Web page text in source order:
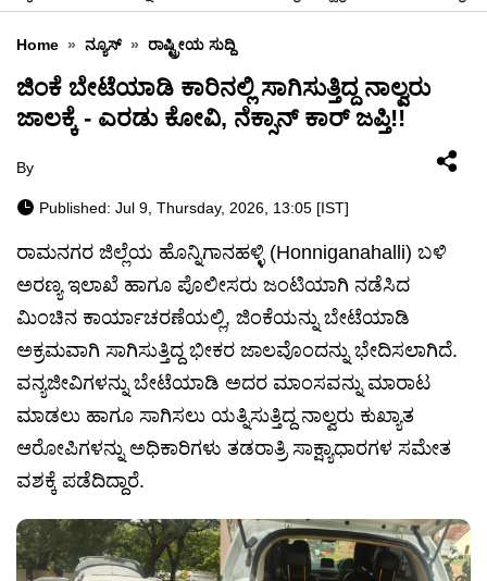
Home » ನ್ಯೂಸ್ » ರಾಷ್ಟ್ರೀಯ ಸುದ್ದಿ
ಜಿಂಕೆ ಬೇಟೆಯಾಡಿ ಕಾರಿನಲ್ಲಿ ಸಾಗಿಸುತ್ತಿದ್ದ ನಾಲ್ವರು
ಜಾಲಕ್ಕೆ - ಎರಡು ಕೋವಿ, ನೆಕ್ಸಾನ್ ಕಾರ್ ಜಪ್ತಿ!!
By
Published: Jul 9, Thursday, 2026, 13:05 [IST]
ರಾಮನಗರ ಜಿಲ್ಲೆಯ ಹೊನ್ನಿಗಾನಹಳ್ಳಿ (Honniganahalli) ಬಳಿ
ಅರಣ್ಯ ಇಲಾಖೆ ಹಾಗೂ ಪೊಲೀಸರು ಜಂಟಿಯಾಗಿ ನಡೆಸಿದ
ಮಿಂಚಿನ ಕಾರ್ಯಾಚರಣೆಯಲ್ಲಿ, ಜಿಂಕೆಯನ್ನು ಬೇಟೆಯಾಡಿ
ಅಕ್ರಮವಾಗಿ ಸಾಗಿಸುತ್ತಿದ್ದ ಭೀಕರ ಜಾಲವೊಂದನ್ನು ಭೇದಿಸಲಾಗಿದೆ.
ವನ್ಯಜೀವಿಗಳನ್ನು ಬೇಟೆಯಾಡಿ ಅದರ ಮಾಂಸವನ್ನು ಮಾರಾಟ
ಮಾಡಲು ಹಾಗೂ ಸಾಗಿಸಲು ಯತ್ನಿಸುತ್ತಿದ್ದ ನಾಲ್ವರು ಕುಖ್ಯಾತ
ಆರೋಪಿಗಳನ್ನು ಅಧಿಕಾರಿಗಳು ತಡರಾತ್ರಿ ಸಾಕ್ಷ್ಯಾಧಾರಗಳ ಸಮೇತ
ವಶಕ್ಕೆ ಪಡೆದಿದ್ದಾರೆ.